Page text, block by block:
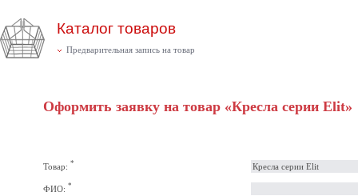
Каталог товаров
Предварительная запись на товар
Оформить заявку на товар «Кресла серии Elit»
Товар: *
ФИО: *